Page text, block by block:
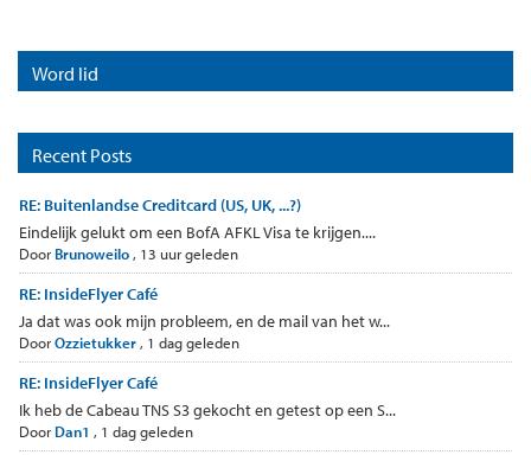
Word lid
Recent Posts
RE: Buitenlandse Creditcard (US, UK, ...?)
Eindelijk gelukt om een BofA AFKL Visa te krijgen....
Door Brunoweilo, 13 uur geleden
RE: InsideFlyer Café
Ja dat was ook mijn probleem, en de mail van het w...
DoorOzzietukker, 1 dag geleden
RE: InsideFlyer Café
Ik heb de Cabeau TNS S3 gekocht en getest op een S...
Door Dan1 , 1 dag geleden